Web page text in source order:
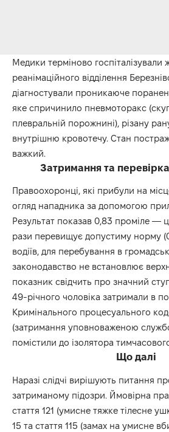
Медики терміново госпіталізували
реанімаційного відділення
діагностували проникаюче
яке спричинило пневмоторакс
плевральній порожнині), різану
внутрішню кровотечу. Стан
важкий.
Затримання та
Правоохоронці, які прибули на
огляд нападника за допомогою
Результат показав 0,83 проміле —
рази перевищує допустиму норму
водіїв, для перебування в
законодавство не встановлює
показник свідчить про значний
49-річного чоловіка затримали в
Кримінального процесуального
(затримання уповноваженою
помістили до ізолятора
Що далі
Наразі слідчі вирішують питання
затриманому підозри. Ймовірна
стаття 121 (умисне тяжке тілесне
15 та стаття 115 (замах на умисне